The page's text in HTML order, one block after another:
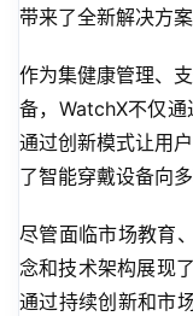
带来了全新解决方案
作为集健康管理、
备，WatchX不仅
通过创新模式让用
了智能穿戴设备向
尽管面临市场教育
念和技术架构展现
通过持续创新和市